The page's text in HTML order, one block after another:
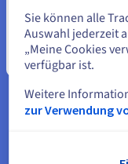
Disaster
Wenn Sie eine
Ressourcen über
regionen hinweg
Sie können alle
Auswahl jederzeit
„Meine Cookies
verfügbar ist.
Weitere
zur Verwendung